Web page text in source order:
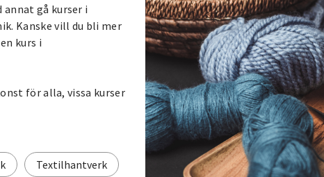
annat gå kurser i
Kanske vill du bli mer
kurs i
för alla, vissa kurser
Textilhantverk